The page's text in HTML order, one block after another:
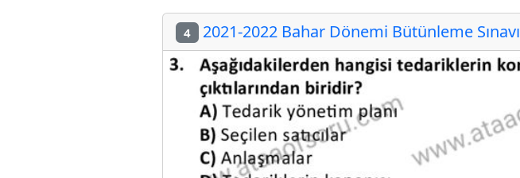
4 2021-2022 Bahar Dönemi Bütünleme Sınavı